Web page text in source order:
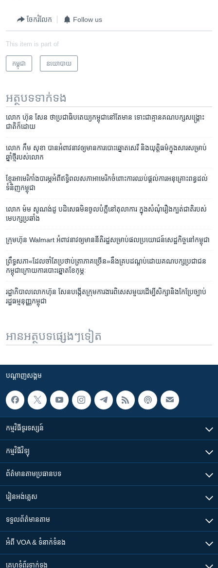
ចែករំលែក Follow us
This item is part of
កម្ពុជា នយោបាយ
អត្ថបទ​ទាក់ទង
លោក​ ​ហ៊ុន សែន​ ​ថា​ប្រជាធិបតេយ្យ​កម្ពុជា​នៅ​តែមាន​ ​ទោះ​ជា​គ្មាន​គណបក្ស​សង្គ្រោះ​
ជាតិ​ក៏​ដោយ
លោក កឹម សុខា ​បានអំពាវនាវ​ឲ្យ​មាន​ការ​បោះឆ្នោត​សេរី និង​យុត្តិធម៌​ក្នុង​សារ​សម្រាប់​
ឆ្នាំ​ថ្មី​របស់​លោក
​ខ្មែរ​អាមេរិកាំង​បារម្ភ​អំពី​ឥទ្ធិពល​សភា​អាមេរិក​ចំពោះ​ការ​ឈប់​ផ្តល់​ការ​អនុគ្រោះ​ពន្ធ​ដល់​
ទំនិញ​កម្ពុជា
លោក ម៉ម សូណង់ដូ បដិសេធ​មិន​ចូល​បំភ្លឺ​នៅ​តុលាការ ក្នុង​សំណុំ​រឿង​ក្បត់​ជាតិ​របស់​
មេបក្ស​ប្រឆាំង
ក្រុមហ៊ុន Walmart ​អំពាវនាវ​ឲ្យ​មាន​នីតិរដ្ឋ​សម្រាប់​ផល​ប្រយោជន៍​សេដ្ឋកិច្ច​នៅ​កម្ពុជា​​
ព្រឹទ្ធសភា​«ដែល​ចាំតែ​ប្រថាប់​ត្រា​ភាគ​ច្រើន»​នឹង​គ្រប​ដណ្តប់​ដោយ​គណបក្ស​ប្រជាជន​
កម្ពុជា​ក្រោយ​ការ​បោះឆ្នោត​ខែ​កុម្ភៈ
រដ្ឋាភិបាល​លោក​ហ៊ុន សែន​បង្កើត​ក្រុម​ការងារ​ពិសេស​មួយ​ដើម្បី​សិក្សា​និង​កែប្រែ​ច្បាប់​
រដ្ឋធម្មនុញ្ញ​កម្ពុជា
អានអត្ថបទផ្សេងៗទៀត
បណ្តាញ​សង្គម
កម្មវិធី​ទូរទស្សន៍
កម្មវិធី​វិទ្យុ
ព័ត៌មាន​តាមប្រធានបទ​
រៀន​​អង់គ្លេស
ទទួល​ព័ត៌មាន​តាម
អំពី​ VOA & ទំនាក់ទំនង
គេហទំព័រ​​ទាក់ទង